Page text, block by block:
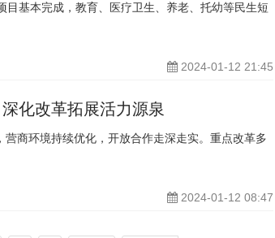
基本完成，教育、医疗卫生、养老、托幼等民生短
2024-01-12 21:45
化改革拓展活力源泉
商环境持续优化，开放合作走深走实。重点改革多
2024-01-12 08:47